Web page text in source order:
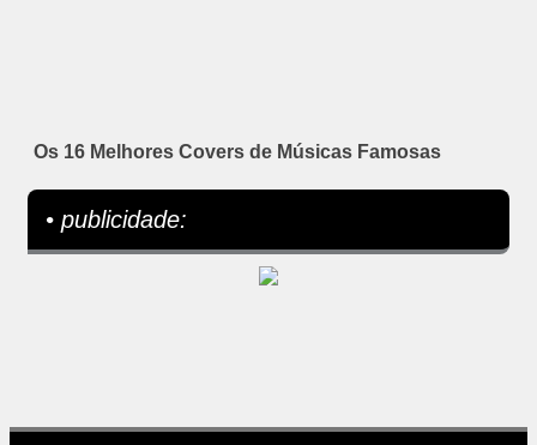
Os 16 Melhores Covers de Músicas Famosas
• publicidade: